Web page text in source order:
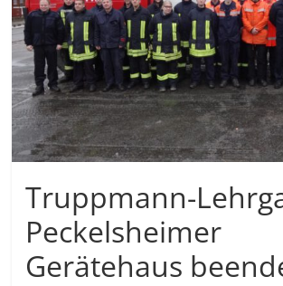
Truppmann-
Peckelsheimer
Gerätehaus